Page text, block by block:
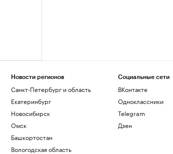
Новости регионов
Санкт-Петербург и область
Екатеринбург
Новосибирск
Омск
Башкортостан
Вологодская область
Социальные сети
ВКонтакте
Одноклассники
Telegram
Дзен